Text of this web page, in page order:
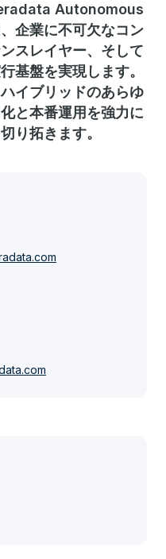
Autonomous
企業に不可欠なコン
スレイヤー、そして
基盤を実現します。
イブリッドのあらゆ
と本番運用を強力に
り拓きます。